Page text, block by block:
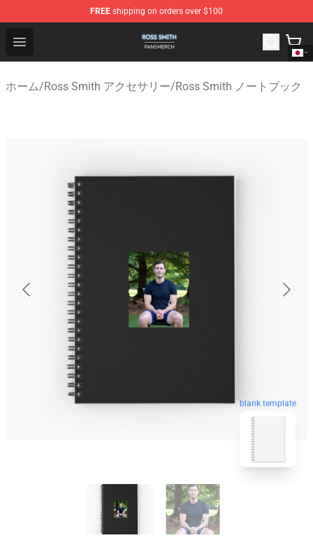
FREE shipping on orders over $100
Open menu
Ross Smith Shop - Official Ross Smith Merchandise
ホーム/Ross Smith アクセサリー/Ross Smith ノートブック
blank template